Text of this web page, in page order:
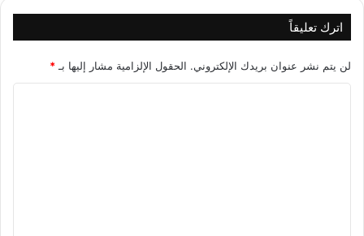
اترك تعليقاً
لن يتم نشر عنوان بريدك الإلكتروني. الحقول الإلزامية مشار إليها بـ *